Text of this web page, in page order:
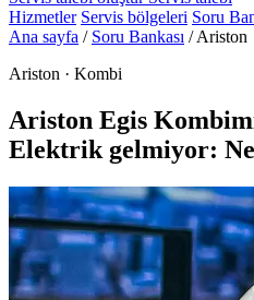
Hizmetler Servis bölgeleri Soru
Ana sayfa / Soru Bankası / Ariston
Ariston · Kombi
Ariston Egis
Elektrik gelmiyor: